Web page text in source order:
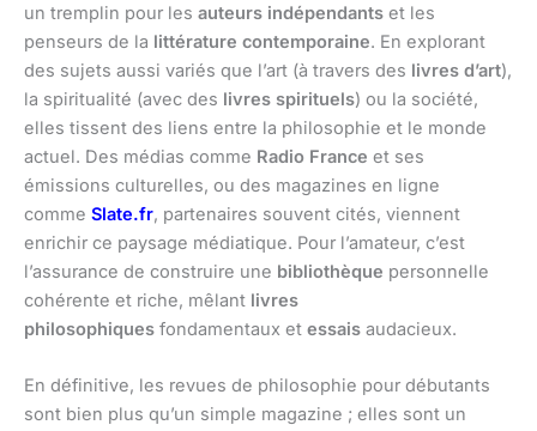
un tremplin pour les auteurs indépendants et les
penseurs de la littérature contemporaine. En explorant
des sujets aussi variés que l’art (à travers des livres d’art),
la spiritualité (avec des livres spirituels) ou la société,
elles tissent des liens entre la philosophie et le monde
actuel. Des médias comme Radio France et ses
émissions culturelles, ou des magazines en ligne
comme Slate.fr, partenaires souvent cités, viennent
enrichir ce paysage médiatique. Pour l’amateur, c’est
l’assurance de construire une bibliothèque personnelle
cohérente et riche, mêlant livres
philosophiques fondamentaux et essais audacieux.
En définitive, les revues de philosophie pour débutants
sont bien plus qu’un simple magazine ; elles sont un